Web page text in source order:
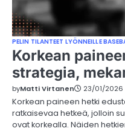
PELIN TILANTEET LYÖNNEILLE
Korkean
strategia,
byMatti Virtanen 23/01/2026
Korkean paineen hetki
ratkaisevaa hetkeä, jolloin
ovat korkealla. Näiden